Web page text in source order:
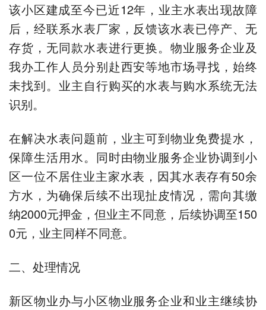
该小区建成至今已近12年，业主水表出现故障
后，经联系水表厂家，反馈该水表已停产、无
存货，无同款水表进行更换。物业服务企业及
我办工作人员分别赴西安等地市场寻找，始终
未找到。业主自行购买的水表与购水系统无法
识别。
在解决水表问题前，业主可到物业免费提水，
保障生活用水。同时由物业服务企业协调到小
区一位不居住业主家水表，因其水表存有50余
方水，为确保后续不出现扯皮情况，需向其缴
纳2000元押金，但业主不同意，后续协调至150
0元，业主同样不同意。
二、处理情况
新区物业办与小区物业服务企业和业主继续协